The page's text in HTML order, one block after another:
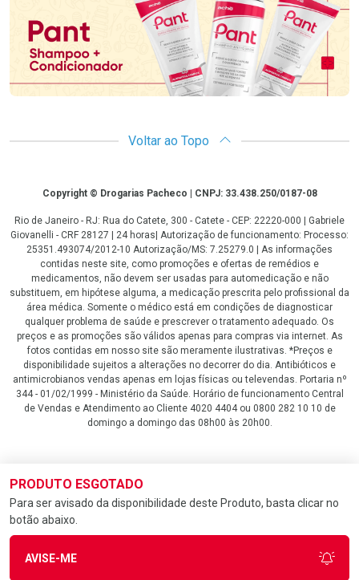
PRODUTO ESGOTADO
Para ser avisado da disponibilidade deste Produto, basta clicar no
botão abaixo.
AVISE-ME
Voltar ao Topo
CopyrightCopyright © Drogarias Pacheco | CNPJ: 33.438.250/0187-08
Rio de Janeiro - RJ: Rua do Catete, 300 - Catete - CEP: 22220-000 | Gabriele
Giovanelli - CRF 28127 | 24 horas| Autorização de funcionamento: Processo:
25351.493074/2012-10 Autorização/MS: 7.25279.0 | As informações
contidas neste site, como promoções e ofertas de remédios e
medicamentos, não devem ser usadas para automedicação e não
substituem, em hipótese alguma, a medicação prescrita pelo profissional da
área médica. Somente o médico está em condições de diagnosticar
qualquer problema de saúde e prescrever o tratamento adequado. Os
preços e as promoções são válidos apenas para compras via internet. As
fotos contidas em nosso site são meramente ilustrativas. *Preços e
disponibilidade sujeitos a alterações no decorrer do dia. Antibióticos e
antimicrobianos vendas apenas em lojas físicas ou televendas. Portaria nº
344 - 01/02/1999 - Ministério da Saúde. Horário de funcionamento Central
de Vendas e Atendimento ao Cliente 4020 4404 ou 0800 282 10 10 de
domingo a domingo das 08h00 às 20h00.